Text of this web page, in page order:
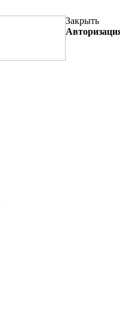
Закрыть